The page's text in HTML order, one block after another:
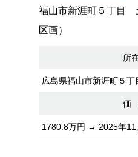
福山市新涯町５丁目
区画）
所
広島県福山市新涯町５丁
価
1780.8万円 → 2025年